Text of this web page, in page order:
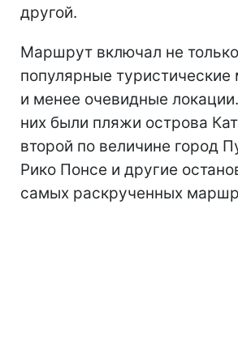
другой.
Маршрут включал не только
популярные туристические
и менее очевидные
них были пляжи острова
второй по величине город
Рико Понсе и другие
самых раскрученных